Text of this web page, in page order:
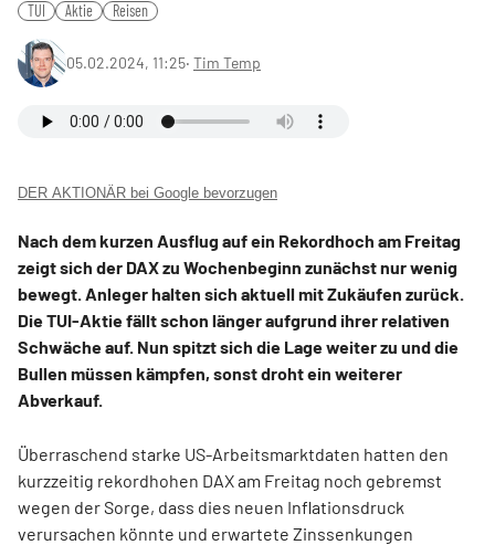
TUI Aktie Reisen
05.02.2024, 11:25‧ Tim Temp
DER AKTIONÄR bei Google bevorzugen
Nach dem kurzen Ausflug auf ein Rekordhoch am Freitag
zeigt sich der DAX zu Wochenbeginn zunächst nur wenig
bewegt. Anleger halten sich aktuell mit Zukäufen zurück.
Die TUI-Aktie fällt schon länger aufgrund ihrer relativen
Schwäche auf. Nun spitzt sich die Lage weiter zu und die
Bullen müssen kämpfen, sonst droht ein weiterer
Abverkauf.
Überraschend starke US-Arbeitsmarktdaten hatten den
kurzzeitig rekordhohen DAX am Freitag noch gebremst
wegen der Sorge, dass dies neuen Inflationsdruck
verursachen könnte und erwartete Zinssenkungen